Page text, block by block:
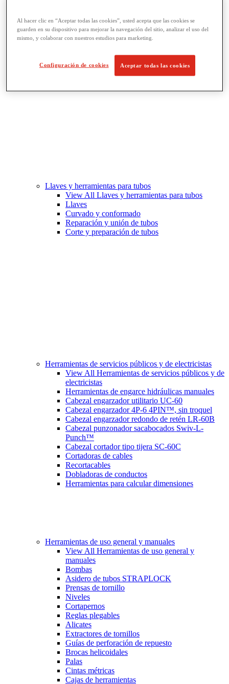
View All Fabricación de roscado y tuberías
Roscado
Ranurado de rodillo
Prensas y soportes de tornillo para tubos
Corte y fabricación de tubos
Llaves y herramientas para tubos
View All Llaves y herramientas para tubos
Llaves
Curvado y conformado
Reparación y unión de tubos
Corte y preparación de tubos
Herramientas de servicios públicos y de electricistas
View All Herramientas de servicios públicos y de
electricistas
Herramientas de engarce hidráulicas manuales
Cabezal engarzador utilitario UC-60
Cabezal engarzador 4P-6 4PIN™, sin troquel
Cabezal engarzador redondo de retén LR-60B
Cabezal punzonador sacabocados Swiv-L-
Punch™
Cabezal cortador tipo tijera SC-60C
Cortadoras de cables
Recortacables
Dobladoras de conductos
Herramientas para calcular dimensiones
Herramientas de uso general y manuales
View All Herramientas de uso general y
manuales
Bombas
Asidero de tubos STRAPLOCK
Prensas de tornillo
Niveles
Cortapernos
Reglas plegables
Alicates
Extractores de tornillos
Guías de perforación de repuesto
Brocas helicoidales
Palas
Cintas métricas
Cajas de herramientas
Al hacer clic en “Aceptar todas las cookies”, usted acepta que las cookies se
guarden en su dispositivo para mejorar la navegación del sitio, analizar el uso del
mismo, y colaborar con nuestros estudios para marketing.
Configuración de cookies Aceptar todas las cookies